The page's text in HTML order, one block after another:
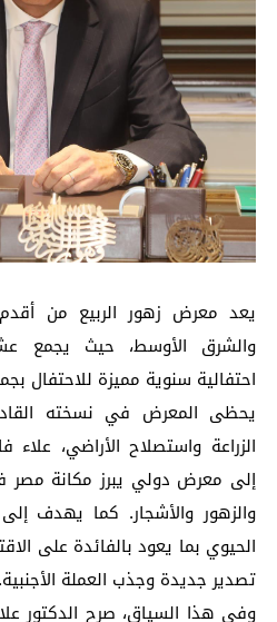
يعد معرض زهور الربيع من
والشرق الأوسط، حيث يجمع
احتفالية سنوية مميزة للاحتفال
يحظى المعرض في نسخته
الزراعة واستصلاح الأراضي،
إلى معرض دولي يبرز مكانة مصر
والزهور والأشجار. كما يهدف
الحيوي بما يعود بالفائدة على
تصدير جديدة وجذب العملة الأجنبية.
وفي هذا السياق، صرح الدكتور